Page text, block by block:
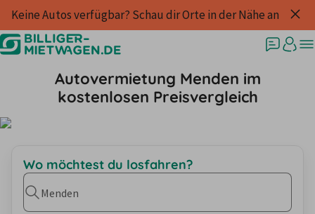
Keine Autos verfügbar? Schau dir Orte in der Nähe an
Autovermietung Menden im
kostenlosen Preisvergleich
Wo möchtest du losfahren?
Menden